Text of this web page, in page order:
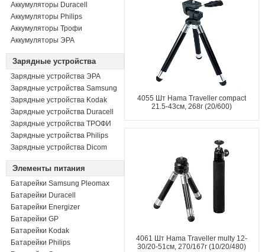
Аккумуляторы Duracell
Аккумуляторы Philips
Аккумуляторы Трофи
Аккумуляторы ЭРА
Зарядные устройства
Зарядные устройства ЭРА
Зарядные устройства Samsung
Зарядные устройства Kodak
Зарядные устройства Duracell
Зарядные устройства ТРОФИ
Зарядные устройства Philips
Зарядные устройства Dicom
Элементы питания
Батарейки Samsung Pleomax
Батарейки Duracell
Батарейки Energizer
Батарейки GP
Батарейки Kodak
Батарейки Philips
4055 Шт Hama Traveller compact
21.5-43см, 268г (20/600)
4061 Шт Hama Traveller multy 12-
30/20-51см, 270/167г (10/20/480)